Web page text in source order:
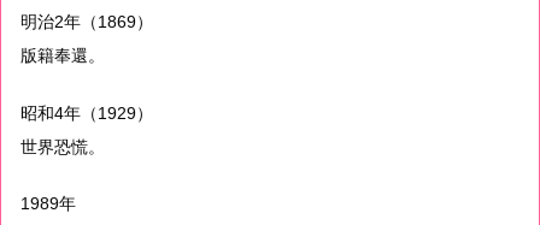
明治2年（1869）
版籍奉還。
昭和4年（1929）
世界恐慌。
1989年